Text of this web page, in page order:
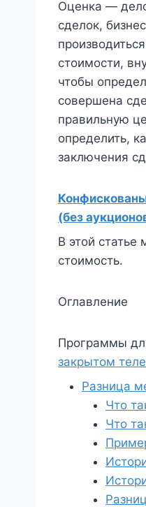
Оценка —
сделок,
стоимости,
чтобы
совершена
правильную
определить,
заключения
(без
В этой
стоимость.
Оглавление
Программы
закрытом
Разница
Что
Что